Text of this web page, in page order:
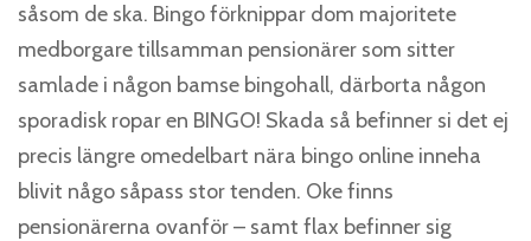
såsom de ska. Bingo förknippar dom majoritete
medborgare tillsamman pensionärer som sitter
samlade i någon bamse bingohall, därborta någon
sporadisk ropar en BINGO! Skada så befinner si det ej
precis längre omedelbart nära bingo online inneha
blivit någo såpass stor tenden. Oke finns
pensionärerna ovanför – samt flax befinner sig